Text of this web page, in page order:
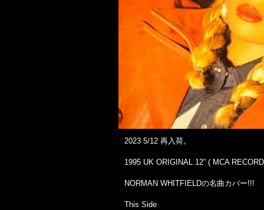
2023 5/12 再入荷。
1995 UK ORIGINAL 12” ( MCA
NORMAN WHITFIELDの名曲カバー!!!
This Side